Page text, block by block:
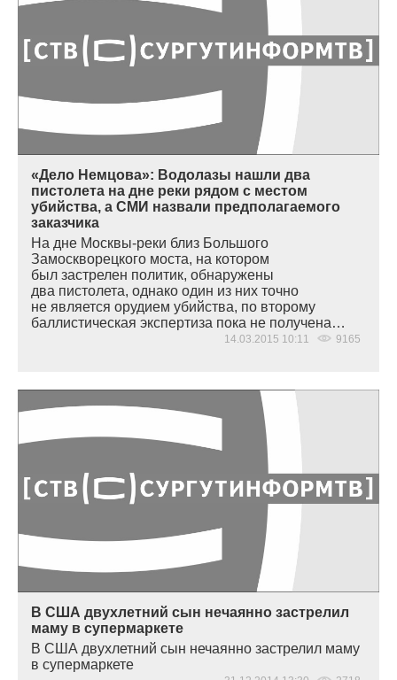
«Дело Немцова»: Водолазы нашли два
пистолета на дне реки рядом с местом
убийства, а СМИ назвали предполагаемого
заказчика
На дне Москвы-реки близ Большого
Замоскворецкого моста, на котором
был застрелен политик, обнаружены
два пистолета, однако один из них точно
не является орудием убийства, по второму
баллистическая экспертиза пока не получена…
14.03.2015 10:11 9165
В США двухлетний сын нечаянно застрелил
маму в супермаркете
В США двухлетний сын нечаянно застрелил маму
в супермаркете